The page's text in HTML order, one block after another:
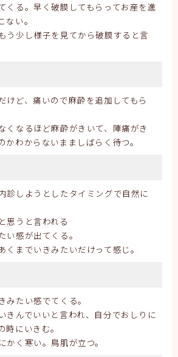
くる。早く破膜してもらってお産を進
い。
う少し様子を見てから破膜すると言
けど、痛いので麻酔を追加してもら
くなるほど麻酔がきいて、陣痛がき
かわからないまましばらく待つ。
診しようとしたタイミングで自然に
思うと言われる
い感が出てくる。
くまでいきみたいだけって感じ。
みたい感でてくる。
きんでいいと言われ、自分でおしりに
時にいきむ。
かく寒い。鳥肌が立つ。